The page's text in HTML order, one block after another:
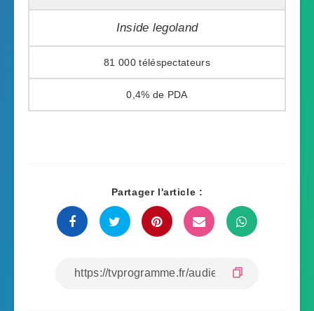
Inside legoland
81 000
0,4%
Partager l'article :